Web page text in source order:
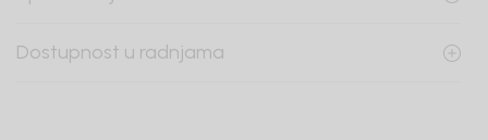
Dostupnost u radnjama